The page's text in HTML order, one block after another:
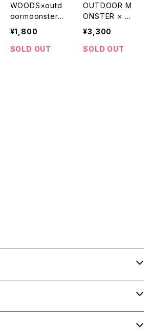
WOODS×outd
oormoonster
オリジナル転写
ステッカー
¥1,800
SOLD OUT
OUTDOOR M
ONSTER × W
OODS オリジナ
ルワッペン【セッ
ト】
¥3,300
SOLD OUT